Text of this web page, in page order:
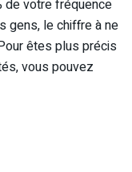
de votre fréquence
gens, le chiffre à ne
êtes plus précis
vous pouvez